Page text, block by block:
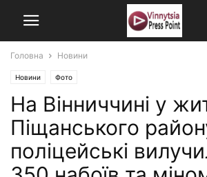
Головна Новини
Новини Фото
На Вінниччині у
Піщанського
поліцейські